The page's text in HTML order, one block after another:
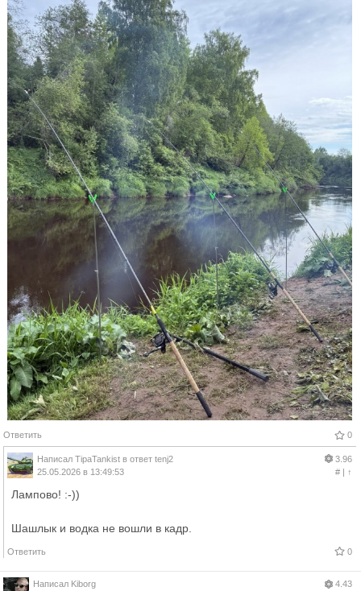
Ответить 0
Написал TipaTankist в ответ tenj2
25.05.2026 в 13:49:53
3.96
#| ↑
Лампово! :-))
Шашлык и водка не вошли в кадр.
Ответить 0
Написал Kiborg
4.43